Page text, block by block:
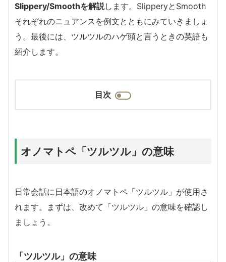
Slippery/Smoothを解説します。SlipperyとSmooth
それぞれのニュアンスを例文とともにみていきましょ
う。最後には、ツルツルのハゲ頭と言うときの英語も
紹介します。
目次
オノマトペ「ツルツル」の意味
日常会話に日本語のオノマトペ「ツルツル」が使用さ
れます。まずは、改めて「ツルツル」の意味を確認し
ましょう。
「ツルツル」の意味